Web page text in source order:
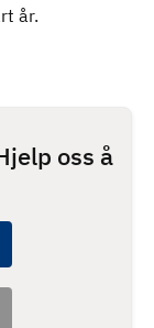
år.
oss å